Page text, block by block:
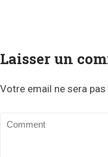
Laisser un
Votre email ne sera pas